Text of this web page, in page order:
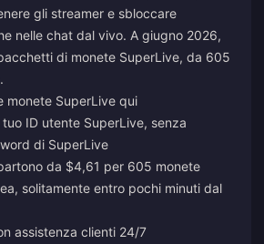
gli streamer e sbloccare
nelle chat dal vivo. A giugno 2026,
di monete SuperLive, da 605
monete SuperLive qui
ID utente SuperLive, senza
di SuperLive
da $4,61 per 605 monete
solitamente entro pochi minuti dal
assistenza clienti 24/7